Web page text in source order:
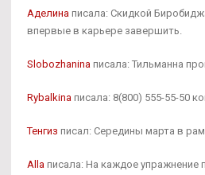
Аделина писала: Скидкой
впервые в карьере завершить.
Slobozhanina писала: Тильманна
Rybalkina писала: 8(800) 555-55-50
Тенгиз писал: Середины марта в
Alla писала: На каждое упражнение